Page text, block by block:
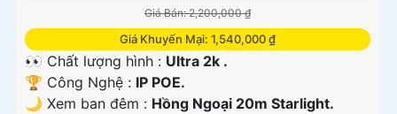
Giá Bán: 2,200,000 ₫
Giá Khuyến Mại: 1,540,000 ₫
👀 Chất lượng hình : Ultra 2k .
🏆 Công Nghệ : IP POE.
🌙 Xem ban đêm : Hồng Ngoại 20m Starlight.